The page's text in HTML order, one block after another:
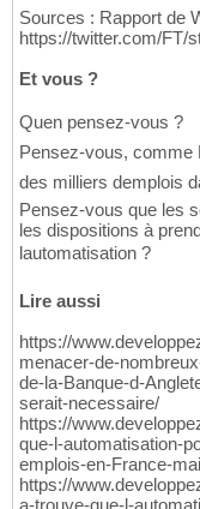
Sources : Rapport de
https://twitter.com/FT/
Et vous ?
Quen pensez-vous ?
Pensez-vous, comme
des milliers demplois
Pensez-vous que les
les dispositions à
lautomatisation ?
Lire aussi
https://
menacer-de-
de-la-Banque-d-
serait-necessaire/
https://
que-l-automatisation-
emplois-en-France-
https://